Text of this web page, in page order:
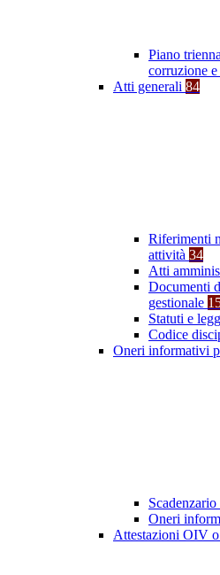
Piano
corruzione
Atti generali 84
Riferimenti
attività 34
Atti
Documenti
gestionale
Statuti e
Codice
Oneri informativi
Oneri
Attestazioni OIV o